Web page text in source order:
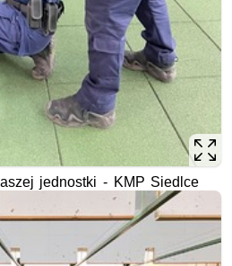
jednostki - KMP Siedlce